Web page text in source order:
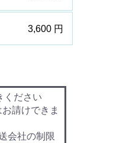
3,600 円
ください
請けできま
会社の制限